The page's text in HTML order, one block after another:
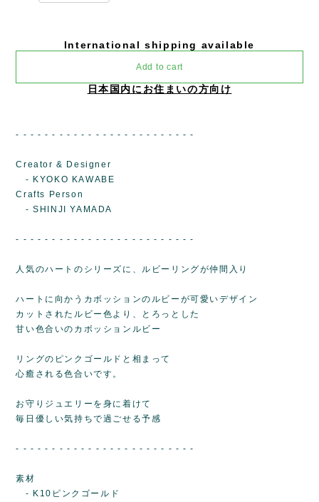
International shipping available
Add to cart
日本国内にお住まいの方向け
- - - - - - - - - - - - - - - - - - - - - - - - -
Creator & Designer
- KYOKO KAWABE
Crafts Person
- SHINJI YAMADA
- - - - - - - - - - - - - - - - - - - - - - - - -
人気のハートのシリーズに、ルビーリングが仲間入り
ハートに向かうカボッションのルビーが可愛いデザイン
カットされたルビー色より、とろっとした
甘い色合いのカボッションルビー
リングのピンクゴールドと相まって
心癒される色合いです。
お守りジュエリーを身に着けて
毎日優しい気持ちで過ごせる予感
- - - - - - - - - - - - - - - - - - - - - - - - -
素材
- K10ピンクゴールド